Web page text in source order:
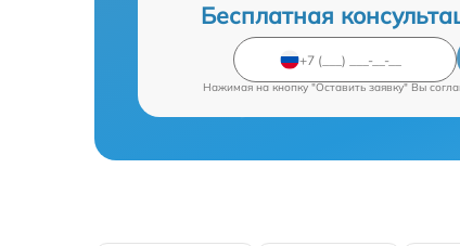
Бесплатная
Нажимая на кнопку "Оставить заявку" Вы